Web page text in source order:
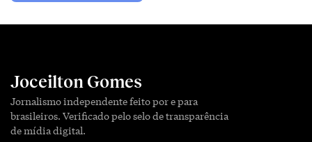
Joceilton Gomes
Jornalismo independente feito por e para
brasileiros. Verificado pelo selo de transparência
de mídia digital.